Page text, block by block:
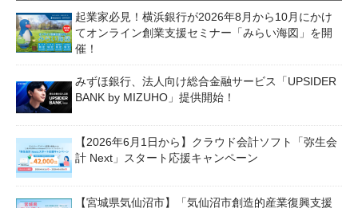
起業家必見！横浜銀行が2026年8月から10月にかけ
てオンライン創業支援セミナー「みらい海図」を開
催！
みずほ銀行、法人向け総合金融サービス「UPSIDER
BANK by MIZUHO」提供開始！
【2026年6月1日から】クラウド会計ソフト「弥生会
計 Next」スタート応援キャンペーン
【宮城県気仙沼市】「気仙沼市創造的産業復興支援